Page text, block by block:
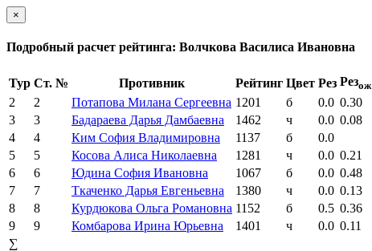
×
Подробный расчет рейтинга: Волчкова Василиса Ивановна
Тур Ст. № Противник Рейтинг Цвет Рез Резож
2
2 Потапова Милана Сергеевна 1201 б 0.0 0.30
3
3 Бадараева Дарья Дамбаевна 1462 ч 0.0 0.08
4
4 Ким София Владимировна 1137 б
0.0
5
5 Косова Алиса Николаевна 1281 ч 0.0 0.21
6
6 Юдина София Ивановна 1067 б 0.0 0.48
7
7 Ткаченко Дарья Евгеньевна 1380 ч 0.0 0.13
8
8 Курдюкова Ольга Романовна 1152 б 0.5 0.36
9
9 Комбарова Ирина Юрьевна 1401 ч 0.0 0.11
∑